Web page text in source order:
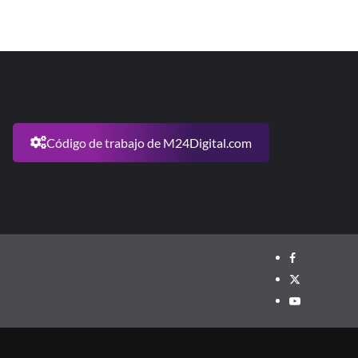
Código de trabajo de M24Digital.com